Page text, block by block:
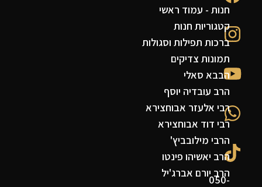
050-
חנות - עמוד ראשי
קטגוריות חנות
ברכות תפילות וסגולות
תמונות צדיקים
הבבא סאלי
הרב עובדיה יוסף
רבי אלעזר אבוחצירא
רבי דוד אבוחצירא
הרבי מילובביץ'
הרב יאשיהו פינטו
הרב יורם אברג'יל